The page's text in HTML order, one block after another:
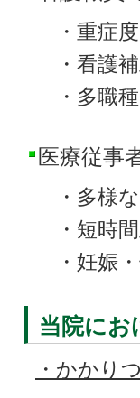
・重症度
・看護補
・多職
医療従事
・多様な
・短時間
・妊娠・
当院にお
・かかり